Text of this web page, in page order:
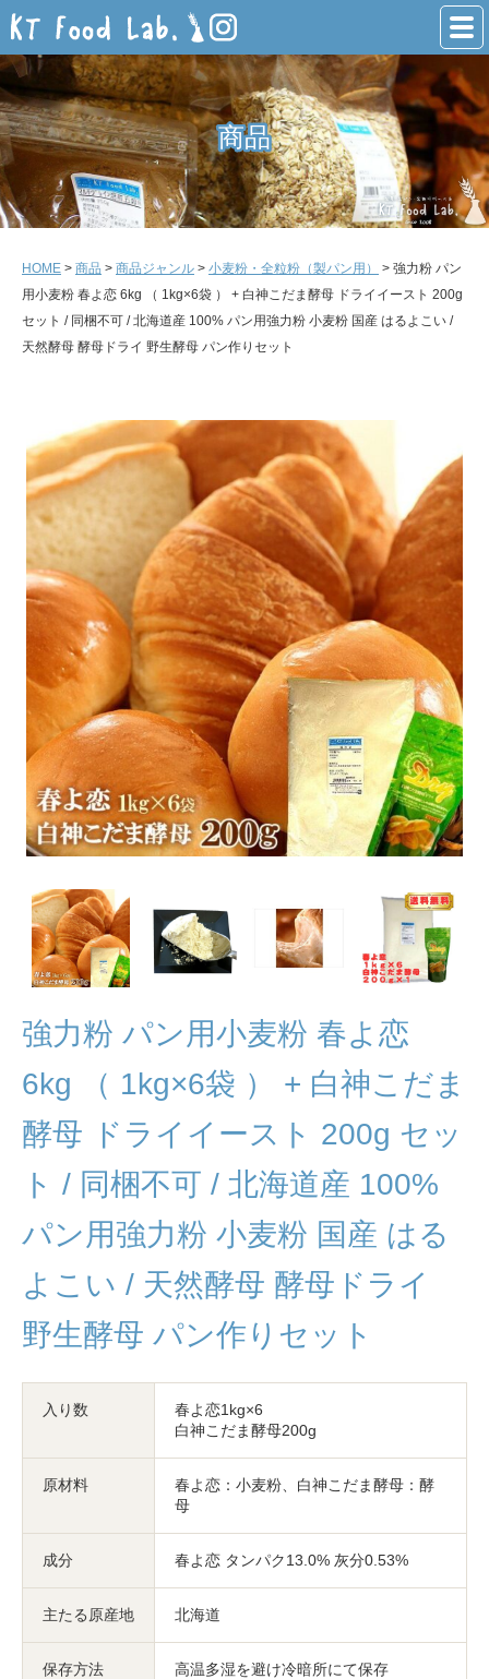
商品
商品
HOME > 商品 > 商品ジャンル > 小麦粉・全粒粉（製パン用）
> 強力粉 パン
用小麦粉 春よ恋 6kg （ 1kg×6袋 ） + 白神こだま酵母 ドライイースト 200g
セット / 同梱不可 / 北海道産 100% パン用強力粉 小麦粉 国産 はるよこい /
天然酵母 酵母ドライ 野生酵母 パン作りセット
強力粉 パン用小麦粉 春よ恋
6kg （ 1kg×6袋 ） + 白神こだま
酵母 ドライイースト 200g セッ
ト / 同梱不可 / 北海道産 100%
パン用強力粉 小麦粉 国産 はる
よこい / 天然酵母 酵母ドライ
野生酵母 パン作りセット
入り数
春よ恋1kg×6
白神こだま酵母200g
原材料
春よ恋：小麦粉、白神こだま酵母：酵
母
成分 春よ恋 タンパク13.0% 灰分0.53%
主たる原産地 北海道
保存方法
高温多湿を避け冷暗所にて保存